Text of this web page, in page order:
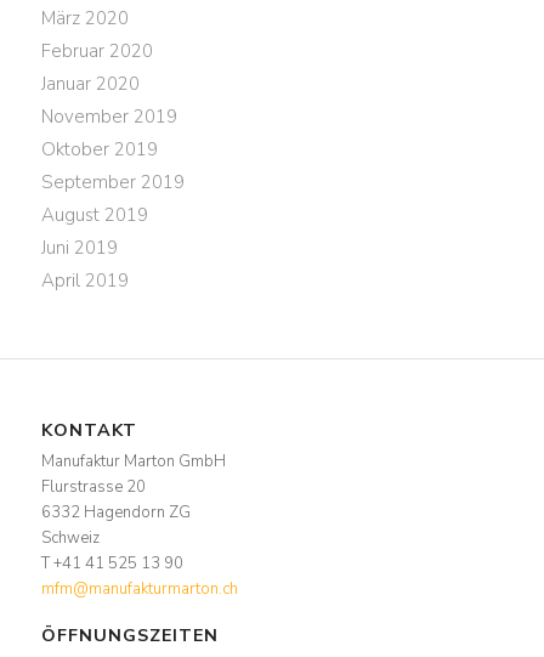
März 2020
Februar 2020
Januar 2020
November 2019
Oktober 2019
September 2019
August 2019
Juni 2019
April 2019
KONTAKT
Manufaktur Marton GmbH
Flurstrasse 20
6332 Hagendorn ZG
Schweiz
T +41 41 525 13 90
mfm@manufakturmarton.ch
ÖFFNUNGSZEITEN